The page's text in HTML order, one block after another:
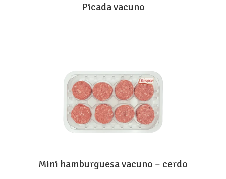
Picada vacuno
Mini hamburguesa vacuno – cerdo